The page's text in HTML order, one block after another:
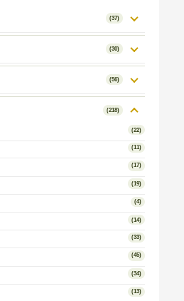
(37)
(30)
(56)
(218)
(22)
(11)
(17)
(19)
(4)
(14)
(33)
(45)
(34)
(13)